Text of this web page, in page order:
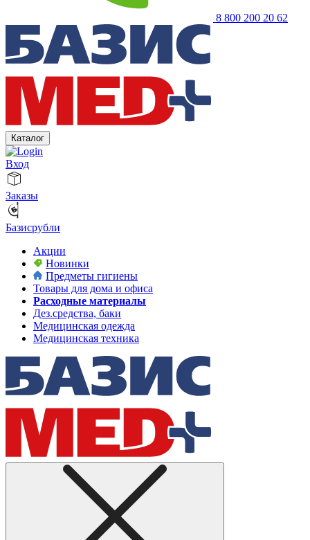
8 800 200 20 62
Каталог
Вход
Заказы
Базисрубли
Акции
Новинки
Предметы гигиены
Товары для дома и офиса
Расходные материалы
Дез.средства, баки
Медицинская одежда
Медицинская техника